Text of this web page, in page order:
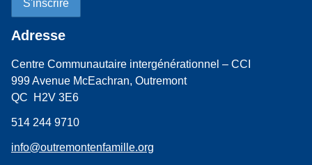
Adresse
Centre Communautaire intergénérationnel – CCI
999 Avenue McEachran, Outremont
QC H2V 3E6
514 244 9710
info@outremontenfamille.org